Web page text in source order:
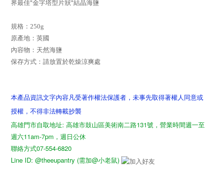
界最佳"金字塔型片狀"結晶海鹽
規格：250g
原產地 ： 英國
內容物 ： 天然海鹽
保存方式：請放置於乾燥涼爽處
本產品資訊文字內容凡受著作權法保護者，未事先取得著權人同意或
授權，不得非法轉載抄襲
高雄門市自取地址: 高雄市鼓山區美術南二路131號，營業時間週一至
週六11am-7pm，週日公休
聯絡方式07-554-6820
Line ID: @theeupantry (需加@小老鼠)